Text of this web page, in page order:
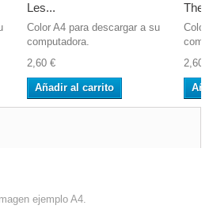
Les...
Color A4 para descargar a su
computadora.
2,60 €
Añadir al carrito
The
Color
2,60 €
ejemplo A4.